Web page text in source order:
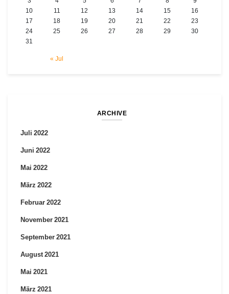
« Jul
10
11 12 13 14 15
16
17
18 19 20 21 22
23
24
25 26 27 28 29
30
31
ARCHIVE
Juli 2022
Juni 2022
Mai 2022
März 2022
Februar 2022
November 2021
September 2021
August 2021
Mai 2021
März 2021